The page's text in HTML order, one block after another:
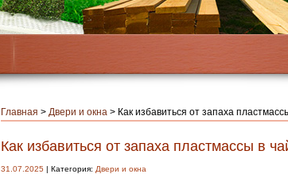
Главная > Двери и окна > Как избавиться от запаха
Как избавиться от запаха пластмассы в
31.07.2025 | Категория: Двери и окна